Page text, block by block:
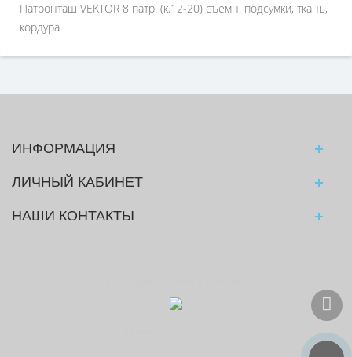
Патронташ VEKTOR 8 патр. (к.12-20) съемн. подсумки, ткань,
кордура
ИНФОРМАЦИЯ
ЛИЧНЫЙ КАБИНЕТ
НАШИ КОНТАКТЫ